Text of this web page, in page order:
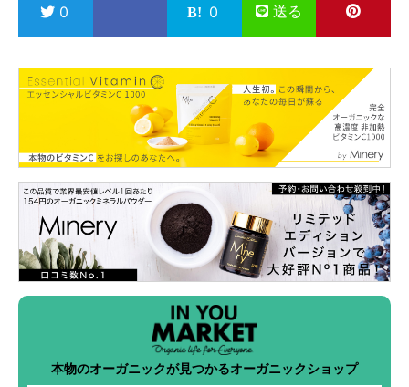
0 0 送る
本物のオーガニックが見つかるオーガニックショップ